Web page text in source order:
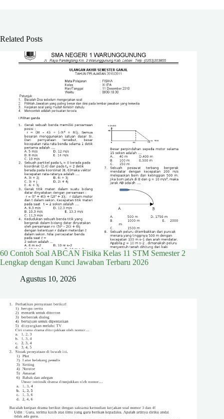
Related Posts
60 Contoh Soal ABCAN Fisika Kelas 11 STM Semester 2
Lengkap dengan Kunci Jawaban Terbaru 2026
Agustus 10, 2026